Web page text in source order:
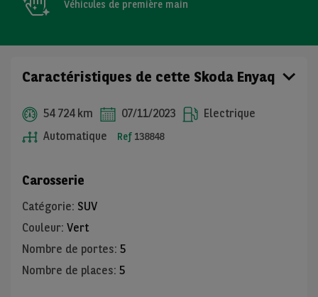
Véhicules de première main
Caractéristiques de cette Skoda Enyaq
54 724 km 07/11/2023
Electrique
Automatique
Ref 138848
Carosserie
Catégorie: SUV
Couleur: Vert
Nombre de portes: 5
Nombre de places: 5